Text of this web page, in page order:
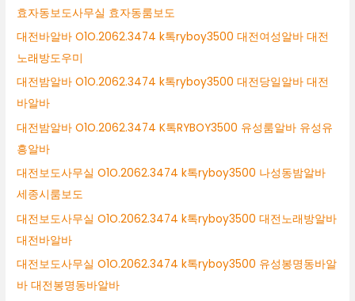
효자동보도사무실 효자동룸보도
대전바알바 O1O.2062.3474 k톡ryboy3500 대전여성알바 대전
노래방도우미
대전밤알바 O1O.2062.3474 k톡ryboy3500 대전당일알바 대전
바알바
대전밤알바 O1O.2062.3474 K톡RYBOY3500 유성룸알바 유성유
흥알바
대전보도사무실 O1O.2062.3474 k톡ryboy3500 나성동밤알바
세종시룸보도
대전보도사무실 O1O.2062.3474 k톡ryboy3500 대전노래방알바
대전바알바
대전보도사무실 O1O.2062.3474 k톡ryboy3500 유성봉명동바알
바 대전봉명동바알바